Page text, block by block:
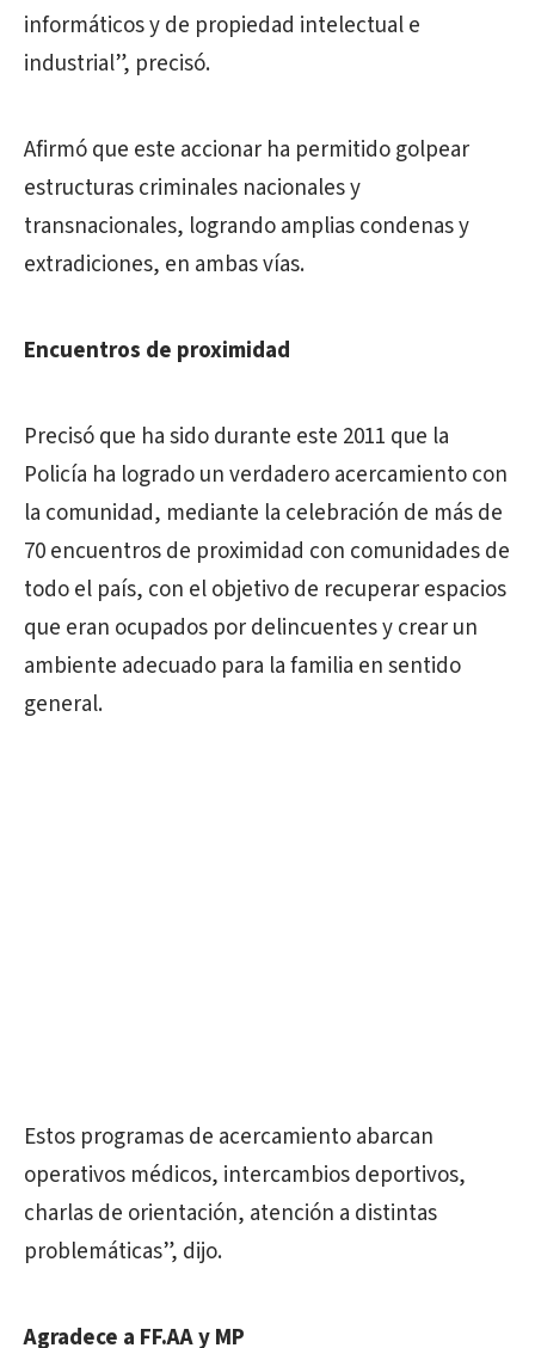
informáticos y de propiedad intelectual e
industrial”, precisó.
Afirmó que este accionar ha permitido golpear
estructuras criminales nacionales y
transnacionales, logrando amplias condenas y
extradiciones, en ambas vías.
Encuentros de proximidad
Precisó que ha sido durante este 2011 que la
Policía ha logrado un verdadero acercamiento con
la comunidad, mediante la celebración de más de
70 encuentros de proximidad con comunidades de
todo el país, con el objetivo de recuperar espacios
que eran ocupados por delincuentes y crear un
ambiente adecuado para la familia en sentido
general.
Estos programas de acercamiento abarcan
operativos médicos, intercambios deportivos,
charlas de orientación, atención a distintas
problemáticas”, dijo.
Agradece a FF.AA y MP